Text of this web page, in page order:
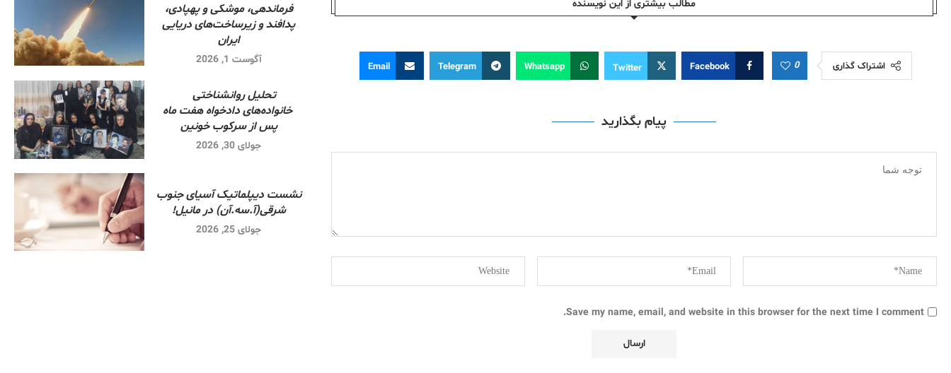
مطالب بیشتری از این نویسندە
اشتراک گذاری 0
Facebook
Twitter
Whatsapp
Telegram
Email
پیام بگذارید
Save my name, email, and website in this browser for the next time I comment.
فرماندهی، موشکی و پهپادی،
پدافند و زیرساخت‌های دریایی
ایران
آگوست 1, 2026
تحلیل روانشناختی
خانواده‌های دادخواه هفت ماه
پس از سرکوب خونین
جولای 30, 2026
نشست دیپلماتیک آسیای جنوب
شرقی‌(آ.سه.آن) در مانیل!
جولای 25, 2026